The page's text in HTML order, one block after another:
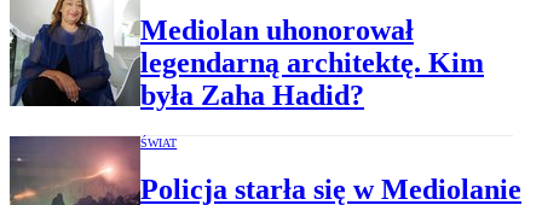
Mediolan uhonorował
legendarną architektę. Kim
była Zaha Hadid?
ŚWIAT
Policja starła się w Mediolanie